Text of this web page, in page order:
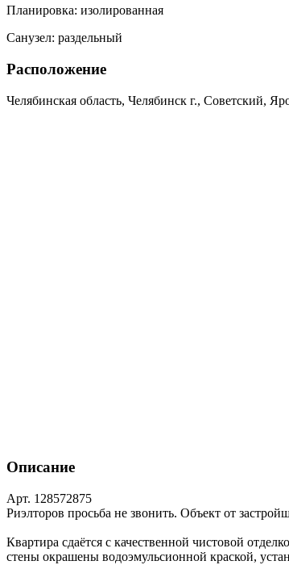
Планировка: изолированная
Санузел: раздельный
Расположение
Челябинская область, Челябинск г., Советский,
Описание
Арт. 128572875
Риэлторов просьба не звонить. Объект от
Квартира сдаётся с качественной чистовой
стены окрашены водоэмульсионной краской,